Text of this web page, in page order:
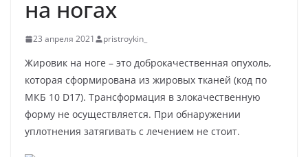
на ногах
23 апреля 2021 pristroykin_
Жировик на ноге – это доброкачественная опухоль,
которая сформирована из жировых тканей (код по
МКБ 10 D17). Трансформация в злокачественную
форму не осуществляется. При обнаружении
уплотнения затягивать с лечением не стоит.